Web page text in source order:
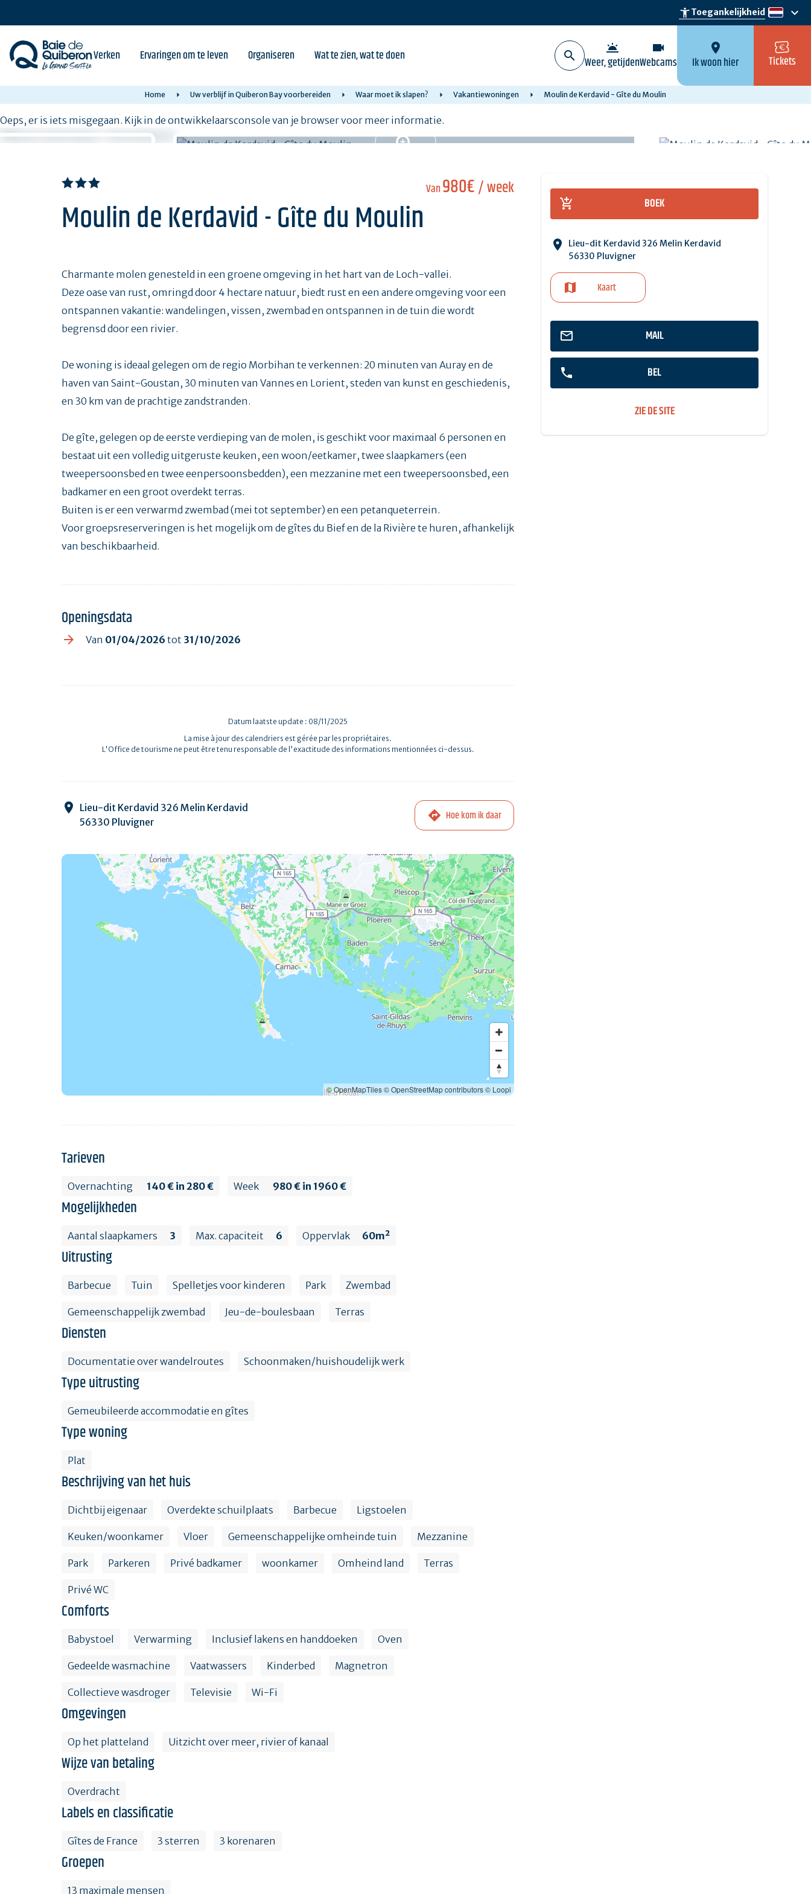
content
accessibility_newToegankelijkheid nl
keyboard_arrow_down
Verken Ervaringen om te leven Organiseren Wat te zien, wat te doen wb_twilight
Weer, getijden
videocam
Webcams
location_on
Ik woon hier Tickets
Home Uw verblijf in Quiberon Bay voorbereiden Waar moet ik slapen? Vakantiewoningen Moulin de Kerdavid - Gîte du Moulin
Oeps, er is iets misgegaan. Kijk in de ontwikkelaarsconsole van je browser voor meer informatie.
Van980€/ week
Moulin de Kerdavid - Gîte du Moulin BOEK
Lieu-dit Kerdavid 326 Melin Kerdavid
56330 Pluvigner
Kaart
MAIL
BEL
ZIE DE SITE
Charmante molen genesteld in een groene omgeving in het hart van de Loch-vallei.
Deze oase van rust, omringd door 4 hectare natuur, biedt rust en een andere omgeving voor een
ontspannen vakantie: wandelingen, vissen, zwembad en ontspannen in de tuin die wordt
begrensd door een rivier.
De woning is ideaal gelegen om de regio Morbihan te verkennen: 20 minuten van Auray en de
haven van Saint-Goustan, 30 minuten van Vannes en Lorient, steden van kunst en geschiedenis,
en 30 km van de prachtige zandstranden.
De gîte, gelegen op de eerste verdieping van de molen, is geschikt voor maximaal 6 personen en
bestaat uit een volledig uitgeruste keuken, een woon/eetkamer, twee slaapkamers (een
tweepersoonsbed en twee eenpersoonsbedden), een mezzanine met een tweepersoonsbed, een
badkamer en een groot overdekt terras.
Buiten is er een verwarmd zwembad (mei tot september) en een petanqueterrein.
Voor groepsreserveringen is het mogelijk om de gîtes du Bief en de la Rivière te huren, afhankelijk
van beschikbaarheid.
Openingsdata
Van 01/04/2026 tot 31/10/2026
Datum laatste update : 08/11/2025
La mise à jour des calendriers est gérée par les propriétaires.
L'Office de tourisme ne peut être tenu responsable de l'exactitude des informations mentionnées ci-dessus.
Lieu-dit Kerdavid 326 Melin Kerdavid
56330 Pluvigner
Hoe kom ik daar
© OpenMapTiles© OpenStreetMap contributors© Loopi
Tarieven
Overnachting 140 € in 280 € Week 980 € in 1960 €
Mogelijkheden
Aantal slaapkamers 3 Max. capaciteit 6 Oppervlak 60m²
Uitrusting
Barbecue Tuin Spelletjes voor kinderen Park Zwembad
Gemeenschappelijk zwembad Jeu-de-boulesbaan Terras
Diensten
Documentatie over wandelroutes Schoonmaken/huishoudelijk werk
Type uitrusting
Gemeubileerde accommodatie en gîtes
Type woning
Plat
Beschrijving van het huis
Dichtbij eigenaar Overdekte schuilplaats Barbecue Ligstoelen
Keuken/woonkamer Vloer Gemeenschappelijke omheinde tuin Mezzanine
Park Parkeren Privé badkamer woonkamer Omheind land Terras
Privé WC
Comforts
Babystoel Verwarming Inclusief lakens en handdoeken Oven
Gedeelde wasmachine Vaatwassers Kinderbed Magnetron
Collectieve wasdroger Televisie Wi-Fi
Omgevingen
Op het platteland Uitzicht over meer, rivier of kanaal
Wijze van betaling
Overdracht
Labels en classificatie
Gîtes de France 3 sterren 3 korenaren
Groepen
13 maximale mensen